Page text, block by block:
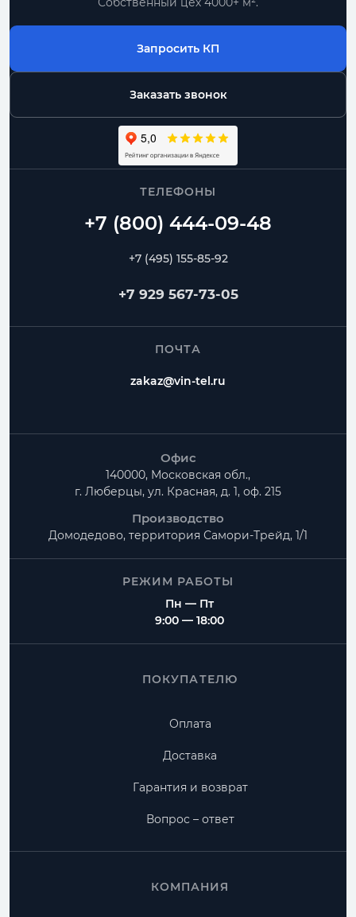
Запросить КП
Заказать звонок
ТЕЛЕФОНЫ
+7 (495) 155-85-92
+7 929 567-73-05
ПОЧТА
zakaz@vin-tel.ru
Офис
140000, Московская обл.,
г. Люберцы, ул. Красная, д. 1, оф. 215
Производство
Домодедово, территория Самори-Трейд, 1/1
РЕЖИМ РАБОТЫ
Пн — Пт
9:00 — 18:00
ПОКУПАТЕЛЮ
Оплата
Доставка
Гарантия и возврат
Вопрос – ответ
КОМПАНИЯ